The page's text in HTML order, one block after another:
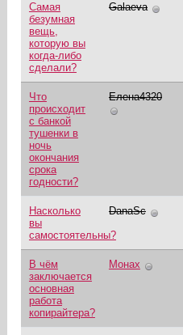
Самая
безумная
вещь,
которую вы
когда-либо
сделали?
Galaeva
Что
происходит
с банкой
тушенки в
ночь
окончания
срока
годности?
Елена4320
Насколько
вы
самостоятельны?
DanaSc
В чём
заключается
основная
работа
копирайтера?
Монах